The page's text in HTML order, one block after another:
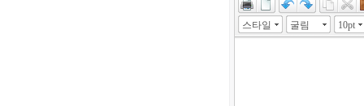
스타일 굴림 10pt